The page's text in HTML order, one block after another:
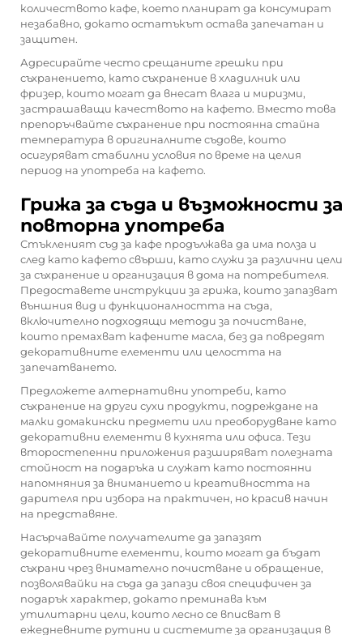
количеството кафе, което планират да консумират
незабавно, докато остатъкът остава запечатан и
защитен.
Адресирайте често срещаните грешки при
съхранението, като съхранение в хладилник или
фризер, които могат да внесат влага и миризми,
застрашаващи качеството на кафето. Вместо това
препоръчвайте съхранение при постоянна стайна
температура в оригиналните съдове, които
осигуряват стабилни условия по време на целия
период на употреба на кафето.
Грижа за съда и възможности за
повторна употреба
Стъкленият съд за кафе продължава да има полза и
след като кафето свърши, като служи за различни цели
за съхранение и организация в дома на потребителя.
Предоставете инструкции за грижа, които запазват
външния вид и функционалността на съда,
включително подходящи методи за почистване,
които премахват кафените масла, без да повредят
декоративните елементи или целостта на
запечатването.
Предложете алтернативни употреби, като
съхранение на други сухи продукти, подреждане на
малки домакински предмети или преоборудване като
декоративни елементи в кухнята или офиса. Тези
второстепенни приложения разширяват полезната
стойност на подаръка и служат като постоянни
напомняния за вниманието и креативността на
дарителя при избора на практичен, но красив начин
на представяне.
Насърчавайте получателите да запазят
декоративните елементи, които могат да бъдат
съхрани чрез внимателно почистване и обращение,
позволявайки на съда да запази своя специфичен за
подарък характер, докато преминава към
утилитарни цели, които лесно се вписват в
ежедневните рутини и системите за организация в